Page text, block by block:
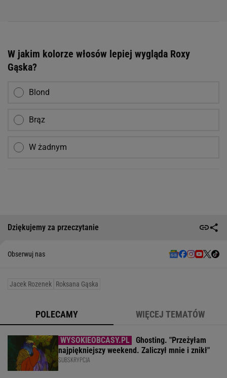
W jakim kolorze włosów lepiej wygląda Roxy
Gąska?
Blond
Brąz
W żadnym
Dziękujemy za przeczytanie
Obserwuj nas
Jacek Rozenek Roksana Gąska
POLECAMY WIĘCEJ TEMATÓW
Ghosting. "Przeżyłam
najpiękniejszy weekend. Zaliczył mnie i znikł"
SUBSKRYPCJA